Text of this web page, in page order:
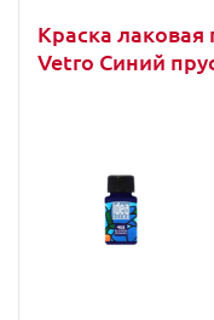
Краска лаковая
Vetro Синий